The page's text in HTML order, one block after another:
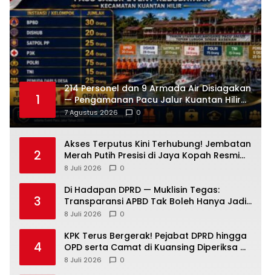
1
214 Personel dan 9 Armada Air Disiagakan
— Pengamanan Pacu Jalur Kuantan Hilir
2026 Dipastikan Maksimal
7 Agustus 2026 0
2
Akses Terputus Kini Terhubung! Jembatan
Merah Putih Presisi di Jaya Kopah Resmi
Berdiri — Polri Buktikan Pembangunan Tak
8 Juli 2026 0
3
Di Hadapan DPRD — Muklisin Tegas:
Transparansi APBD Tak Boleh Hanya Jadi
Slogan!
8 Juli 2026 0
4
KPK Terus Bergerak! Pejabat DPRD hingga
OPD serta Camat di Kuansing Diperiksa —
Suasana Kian Memanas!
8 Juli 2026 0